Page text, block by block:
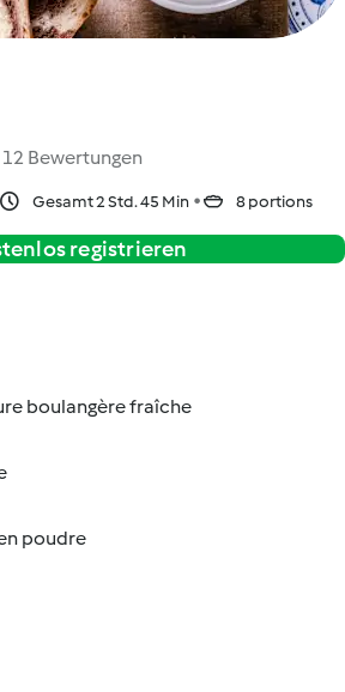
12 Bewertungen
Gesamt 2 Std. 45 Min 8 portions
registrieren
boulangère fraîche
poudre